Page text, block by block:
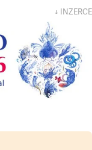
↓ INZERCE